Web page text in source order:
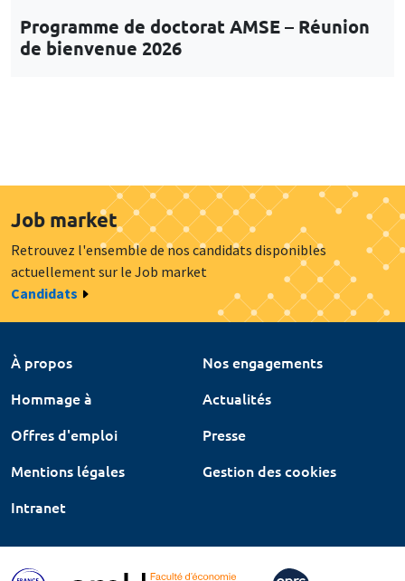
Programme de doctorat AMSE – Réunion
de bienvenue 2026
Job market
Retrouvez l'ensemble de nos candidats disponibles
actuellement sur le Job market
Candidats
À propos
Nos engagements
Hommage à
Actualités
Offres d'emploi
Presse
Mentions légales
Gestion des cookies
Intranet